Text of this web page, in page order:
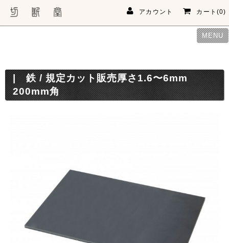
アカウント カート(0)
MENU
鉄 / 規定カット販売厚さ1.6〜6mm
200mm角